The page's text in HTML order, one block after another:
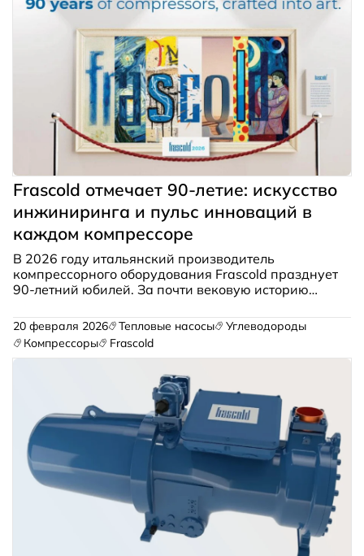
Frascold отмечает 90-летие: искусство
инжиниринга и пульс инноваций в
каждом компрессоре
В 2026 году итальянский производитель
компрессорного оборудования Frascold празднует
90-летний юбилей. За почти вековую историю
мастерской до глобального игрока, сохранив
семейное управление и особую философию.
20 февраля 2026 Тепловые насосы
Углеводороды
Компрессоры
Frascold